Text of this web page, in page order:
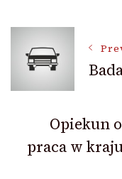
Post
Opiekun
praca w